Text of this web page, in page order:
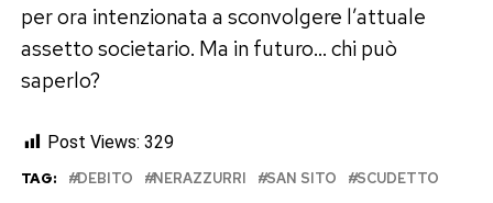
per ora intenzionata a sconvolgere l’attuale
assetto societario. Ma in futuro… chi può
saperlo?
Post Views: 329
TAG: DEBITO NERAZZURRI SAN SITO SCUDETTO